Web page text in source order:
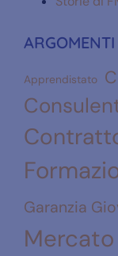
ARGOMENTI
Apprendistato
Garanzia